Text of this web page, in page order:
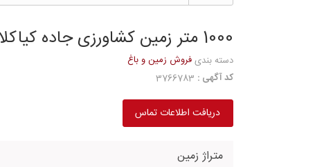
1000 متر زمین کشاورزی جاده کیاکلا
دسته بندیفروش زمین و باغ
کد آگهی :
دریافت اطلاعات تماس
متراژ زمین